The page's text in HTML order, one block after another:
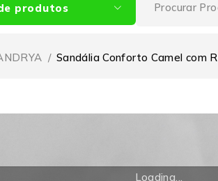
produtos
/ Sandália Conforto Camel com
Loading...